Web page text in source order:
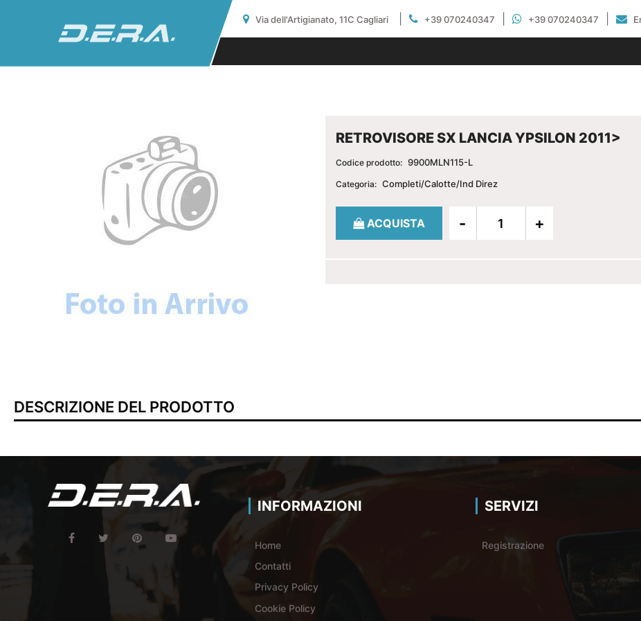
Via dell'Artigianato, 11C Cagliari +39 070240347 +39 070240347
RETROVISORE SX LANCIA YPSILON 2011>
Codice prodotto: 9900MLN115-L
Categoria: Completi/Calotte/Ind Direz
Quantità
ACQUISTA
DESCRIZIONE DEL PRODOTTO
INFORMAZIONI
Home
Contatti
Privacy Policy
Cookie Policy
SERVIZI
Registrazione